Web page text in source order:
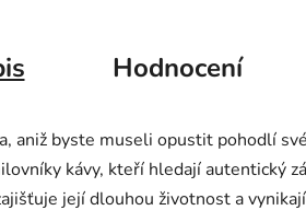
Hodnocení
aniž byste museli opustit pohodlí
kávy, kteří hledají autentický
její dlouhou životnost a